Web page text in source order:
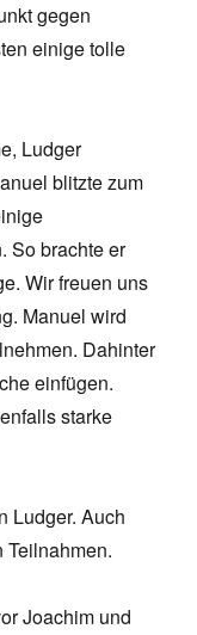
gegen
einige tolle
Ludger
blitzte zum
So brachte er
Wir freuen uns
Manuel wird
Dahinter
einfügen.
starke
Ludger. Auch
Teilnahmen.
Joachim und